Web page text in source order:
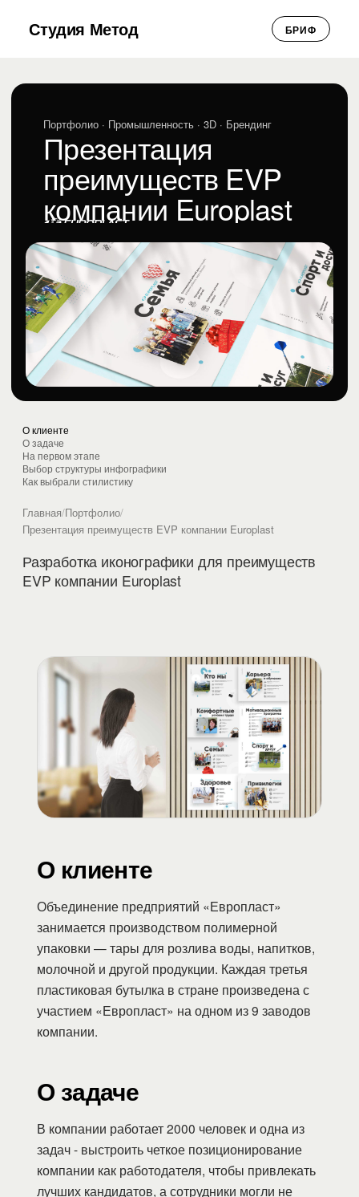
Студия Метод БРИФ
Портфолио · Промышленность · 3D · Брендинг
Презентация
преимуществ EVP
компании Europlast
О клиенте
О задаче
На первом этапе
Выбор структуры инфографики
Как выбрали стилистику
Главная/Портфолио/
Презентация преимуществ EVP компании Europlast
Разработка иконографики для преимуществ
EVP компании Europlast
О клиенте
Объединение предприятий «Европласт»
занимается производством полимерной
упаковки — тары для розлива воды, напитков,
молочной и другой продукции. Каждая третья
пластиковая бутылка в стране произведена с
участием «Европласт» на одном из 9 заводов
компании.
О задаче
В компании работает 2000 человек и одна из
задач - выстроить четкое позиционирование
компании как работодателя, чтобы привлекать
лучших кандидатов, а сотрудники могли не